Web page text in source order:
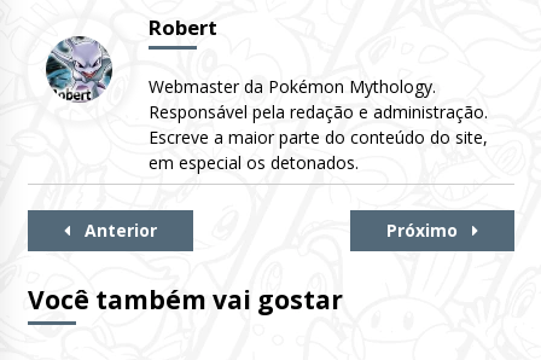
Robert
Webmaster da Pokémon Mythology.
Responsável pela redação e administração.
Escreve a maior parte do conteúdo do site,
em especial os detonados.
Continue
Anterior Próximo
Você também vai gostar